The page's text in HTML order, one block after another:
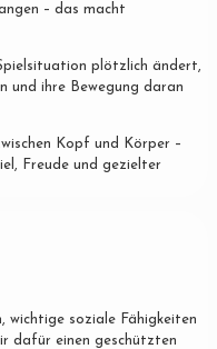
– das macht
plötzlich ändert,
und ihre Bewegung daran
Kopf und Körper –
Freude und gezielter
wichtige soziale Fähigkeiten
dafür einen geschützten